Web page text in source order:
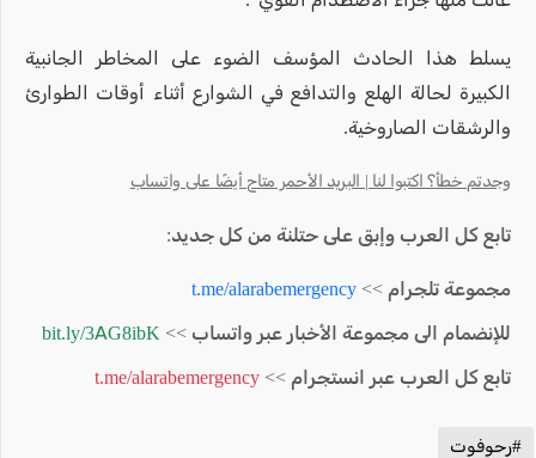
يسلط هذا الحادث المؤسف الضوء على المخاطر الجانبية
الكبيرة لحالة الهلع والتدافع في الشوارع أثناء أوقات الطوارئ
والرشقات الصاروخية.
وجدتم خطأ؟ اكتبوا لنا | البريد الأحمر متاح أيضًا على واتساب
تابع كل العرب وإبق على حتلنة من كل جديد:
مجموعة تلجرام >> t.me/alarabemergency
للإنضمام الى مجموعة الأخبار عبر واتساب >> bit.ly/3AG8ibK
تابع كل العرب عبر انستجرام >> t.me/alarabemergency
#رحوفوت